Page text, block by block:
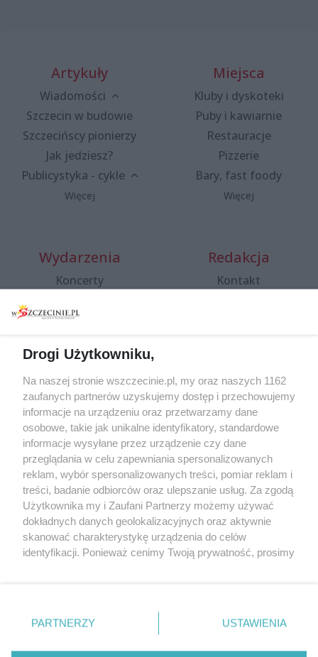
Artykuły
Wiadomości
Szczecin w budowie
Szczecińscy pionierzy
Jak jedziesz?
Publicystyka - cykle
Więcej
Miejsca
Kluby i dyskoteki
Puby i kawiarnie
Restauracje
Pizzerie
Bary, fast foody
Więcej
Wydarzenia
Koncerty
Spacery i oprowadzania
targi
Wernisaże
Więcej
Redakcja
Kontakt
Specjalny koncert z okazji
20. urodzin portalu
wSzczecinie.pl
Regulamin konkursów
śniadaniówka "Hej
Szczecin! Jest piątek!"
Partnerzy
Praca Szczecin
© 2026 wSzczecinie.pl
Drogi Użytkowniku,
Na naszej stronie wszczecinie.pl, my oraz naszych 1162
zaufanych partnerów uzyskujemy dostęp i przechowujemy
informacje na urządzeniu oraz przetwarzamy dane
osobowe, takie jak unikalne identyfikatory, standardowe
informacje wysyłane przez urządzenie czy dane
przeglądania w celu zapewniania spersonalizowanych
reklam, wybór spersonalizowanych treści, pomiar reklam i
treści, badanie odbiorców oraz ulepszanie usług. Za zgodą
Użytkownika my i Zaufani Partnerzy możemy używać
dokładnych danych geolokalizacyjnych oraz aktywnie
skanować charakterystykę urządzenia do celów
identyfikacji. Ponieważ cenimy Twoją prywatność, prosimy
prywatności znajdujący się w lewym dolnym rogu strony
. Niektóre rodzaje przetwarzania danych nie wymagają
PARTNERZY USTAWIENIA